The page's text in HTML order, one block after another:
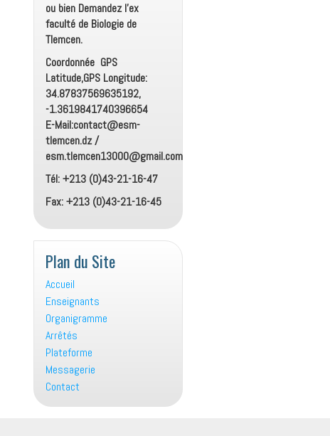
ou bien Demandez l’ex
faculté de Biologie de
Tlemcen.
Coordonnée GPS
Latitude,GPS Longitude:
34.87837569635192,
-1.3619841740396654
E-Mail:contact@esm-
tlemcen.dz /
esm.tlemcen13000@gmail.com
Tél: +213 (0)43-21-16-47
Fax: +213 (0)43-21-16-45
Plan du Site
Accueil
Enseignants
Organigramme
Arrêtés
Plateforme
Messagerie
Contact